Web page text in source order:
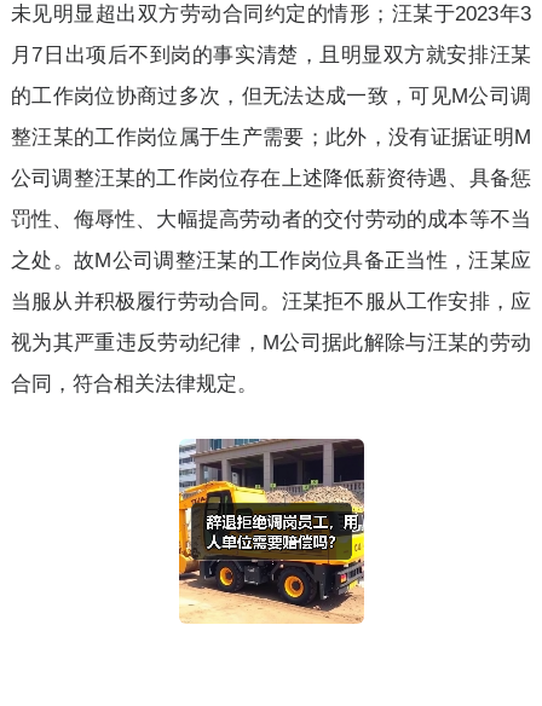
未见明显超出双方劳动合同约定的情形；汪某于2023年3
月7日出项后不到岗的事实清楚，且明显双方就安排汪某
的工作岗位协商过多次，但无法达成一致，可见M公司调
整汪某的工作岗位属于生产需要；此外，没有证据证明M
公司调整汪某的工作岗位存在上述降低薪资待遇、具备惩
罚性、侮辱性、大幅提高劳动者的交付劳动的成本等不当
之处。故M公司调整汪某的工作岗位具备正当性，汪某应
当服从并积极履行劳动合同。汪某拒不服从工作安排，应
视为其严重违反劳动纪律，M公司据此解除与汪某的劳动
合同，符合相关法律规定。